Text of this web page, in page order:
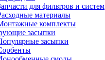
для фильтров и систем
материалы
комплекты
засыпки
засыпки